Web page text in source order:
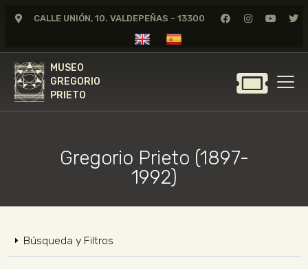
CALLE UNIÓN, 10. VALDEPEÑAS - 13300
MUSEO
GREGORIO
PRIETO
MUSEO
GREGORIO
GREGORIO PRIETO
ARCHIVO
CERTAMEN DE DIBUJO
NOTICIAS
Gregorio Prieto (1897-
1992)
Búsqueda y Filtros